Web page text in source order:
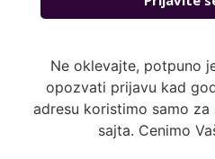
Ne oklevajte, potpuno
opozvati prijavu kad
adresu koristimo samo za
sajta. Cenimo